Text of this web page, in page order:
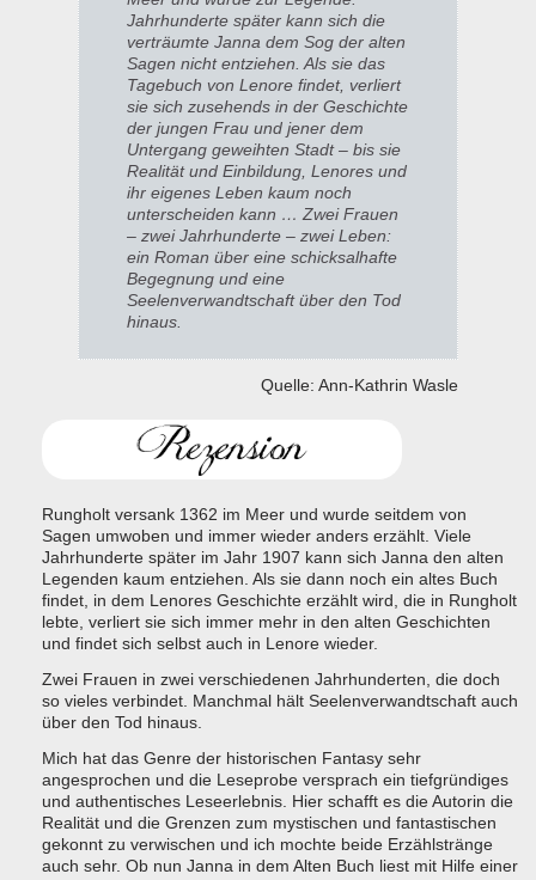
Jahrhunderte später kann sich die
verträumte Janna dem Sog der alten
Sagen nicht entziehen. Als sie das
Tagebuch von Lenore findet, verliert
sie sich zusehends in der Geschichte
der jungen Frau und jener dem
Untergang geweihten Stadt – bis sie
Realität und Einbildung, Lenores und
ihr eigenes Leben kaum noch
unterscheiden kann … Zwei Frauen
– zwei Jahrhunderte – zwei Leben:
ein Roman über eine schicksalhafte
Begegnung und eine
Seelenverwandtschaft über den Tod
hinaus.
Quelle: Ann-Kathrin Wasle
Rungholt versank 1362 im Meer und wurde seitdem von
Sagen umwoben und immer wieder anders erzählt. Viele
Jahrhunderte später im Jahr 1907 kann sich Janna den alten
Legenden kaum entziehen. Als sie dann noch ein altes Buch
findet, in dem Lenores Geschichte erzählt wird, die in Rungholt
lebte, verliert sie sich immer mehr in den alten Geschichten
und findet sich selbst auch in Lenore wieder.
Zwei Frauen in zwei verschiedenen Jahrhunderten, die doch
so vieles verbindet. Manchmal hält Seelenverwandtschaft auch
über den Tod hinaus.
Mich hat das Genre der historischen Fantasy sehr
angesprochen und die Leseprobe versprach ein tiefgründiges
und authentisches Leseerlebnis. Hier schafft es die Autorin die
Realität und die Grenzen zum mystischen und fantastischen
gekonnt zu verwischen und ich mochte beide Erzählstränge
auch sehr. Ob nun Janna in dem Alten Buch liest mit Hilfe einer